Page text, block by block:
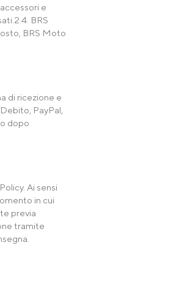
e
BRS
BRS Moto
di ricezione e
PayPal,
dopo
Ai sensi
in cui
previa
tramite